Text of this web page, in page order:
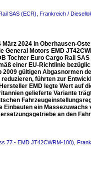
SAS (ECR) Frankreich /
März 2024 in Oberhausen-
Motors EMD
Tochter Euro Cargo Rail SAS
einer EU-Richtlinie
gültigen Abgasnormen
führten zur
EMD legte Wert auf
gelieferte Variante
ein Massezuwachs
an den
77 - EMD JT42CWRM-100)